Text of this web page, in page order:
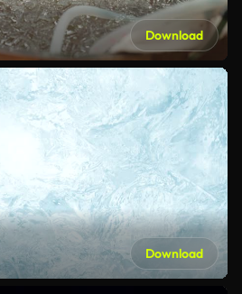
Download
Download